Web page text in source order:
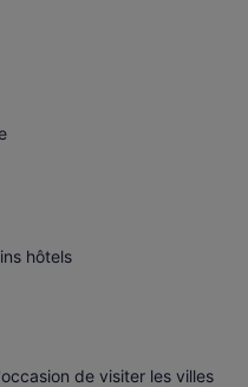
hôtels
de visiter les villes